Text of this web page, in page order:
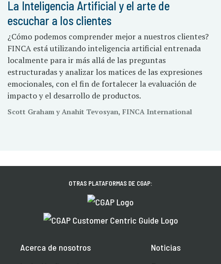
La Inteligencia Artificial y el arte de
escuchar a los clientes
¿Cómo podemos comprender mejor a nuestros clientes?
FINCA está utilizando inteligencia artificial entrenada
localmente para ir más allá de las preguntas
estructuradas y analizar los matices de las expresiones
emocionales, con el fin de fortalecer la evaluación de
impacto y el desarrollo de productos.
Scott Graham y Anahit Tevosyan, FINCA International
OTRAS PLATAFORMAS DE CGAP:
Acerca de nosotros
Noticias